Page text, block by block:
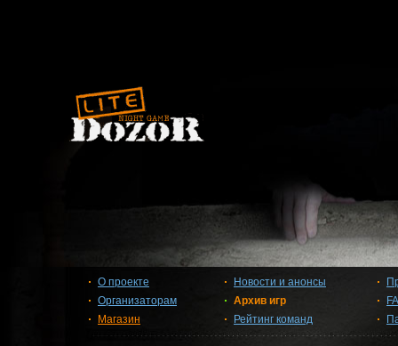
О проекте
Организаторам
Магазин
Новости и анонсы
Архив игр
Рейтинг команд